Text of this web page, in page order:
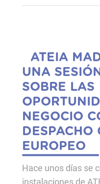
ATEIA
UNA
SOBRE LAS
NEGOCIO
DESPACHO
EUROPEO
Hace unos días se
instalaciones de